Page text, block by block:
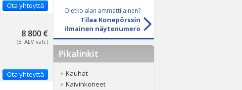
Ota yhteyttä
8 800 €
(Ei ALV väh.)
Ota yhteyttä
Oy:lle lokakuussa
Oletko alan ammattilainen?
Tilaa Konepörssin
ilmainen näytenumero
Pikalinkit
Kauhat
Kaivinkoneet